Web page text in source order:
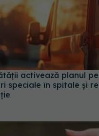
activează planul
speciale în spitale și